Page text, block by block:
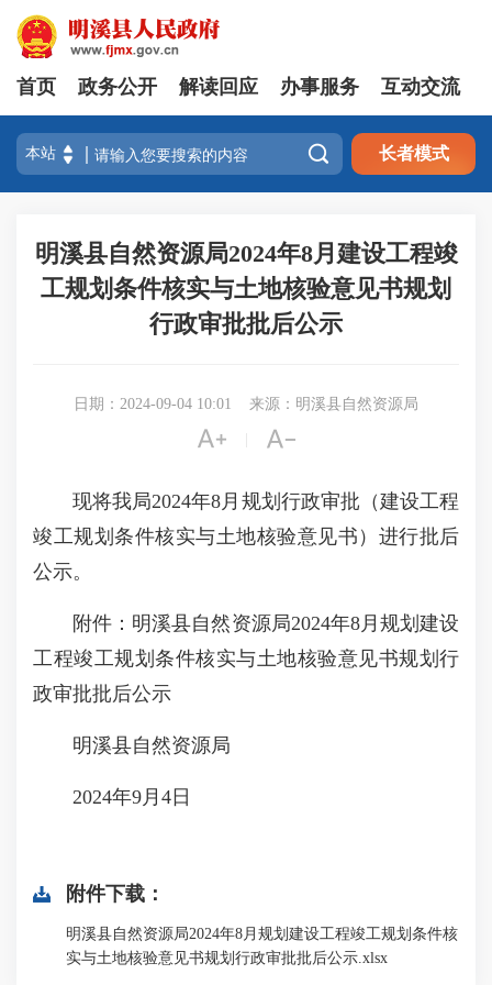
首页 政务公开 解读回应 办事服务 互动交流
 长者模式
明溪县自然资源局2024年8月建设工程竣
工规划条件核实与土地核验意见书规划
行政审批批后公示
日期：2024-09-04 10:01 来源：明溪县自然资源局
 
现将我局2024年8月规划行政审批（建设工程
竣工规划条件核实与土地核验意见书）进行批后
公示。
附件：明溪县自然资源局2024年8月规划建设
工程竣工规划条件核实与土地核验意见书规划行
政审批批后公示
明溪县自然资源局
2024年9月4日
附件下载：
明溪县自然资源局2024年8月规划建设工程竣工规划条件核
实与土地核验意见书规划行政审批批后公示.xlsx